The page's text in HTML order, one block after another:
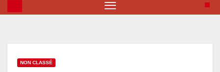
NON CLASSÉ